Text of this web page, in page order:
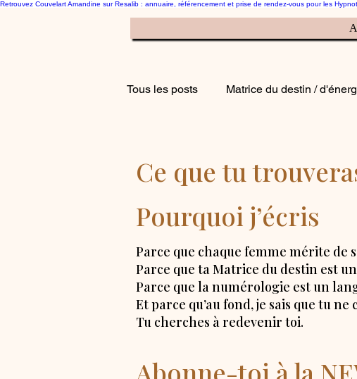
Retrouvez Couvelart Amandine sur Resalib : annuaire, référencement et prise de rendez-vous pour les
Tous les posts Matrice du destin /
Ce que tu
Pourquoi j’écris
Parce que chaque femme mérite de
Parce que ta Matrice du destin est
Parce que la numérologie est un
Et parce qu’au fond, je sais que tu
Tu cherches à redevenir toi.
Abonne-toi à la